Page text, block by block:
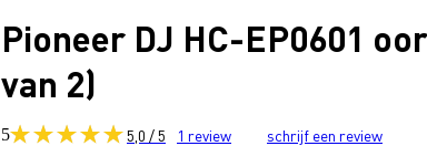
Pioneer DJ HC-EP0601
van 2)
5 5,0 / 5 1 review schrijf een review